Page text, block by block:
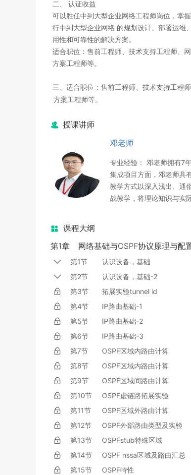
二、 认证收益
可以胜任中到大型企业网络工程师岗位，掌
行中到大型企业网络 的规划设计、部署运维
用性和可靠性的解决方案。
适合职位：售前工程师、技术支持工程师、
方案工程师等。
三、 适合职位：售前工程师、技术支持工程
方案工程师等。
授课讲师
邓老师
专业经验： 邓老师拥有7
集成项目方面，邓老师具
教学方式以深入浅出、通
战教学，将理论知识与实
课程大纲
第1章
网络基础与OSPF协议原理与配
第1节 认识设备，基础
第2节 认识设备，基础-2
第3节
拓展实验tunnel id
第4节
IP路由基础-1
第5节
IP路由基础-2
第6节
IP路由基础-3
第7节
OSPF区域内路由计算
第8节
OSPF区域内路由计算
第9节
OSPF区域间路由计算
第10节
OSPF虚链路拓展实验
第11节
OSPF区域外路由计算
第12节
OSPF外部路由类型及实验
第13节
OSPFstub特殊区域
第14节
OSPF nssa区域及路由汇总
第15节
OSPF特性